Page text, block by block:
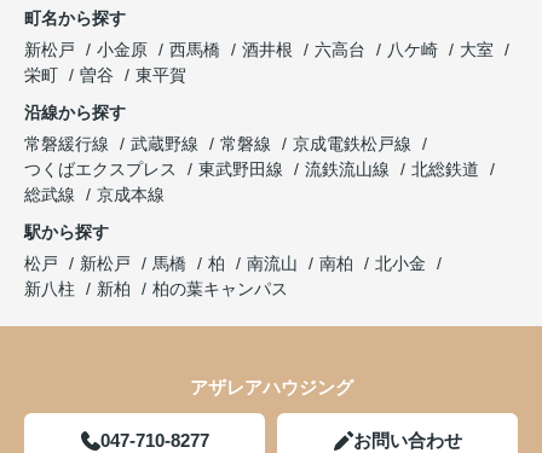
町名から探す
新松戸
小金原 西馬橋 酒井根 六高台 八ケ崎
大室
栄町
曽谷
東平賀
沿線から探す
常磐緩行線
武蔵野線 常磐線
京成電鉄松戸線
つくばエクスプレス
東武野田線 流鉄流山線
北総鉄道
総武線
京成本線
駅から探す
松戸
新松戸 馬橋 柏 南流山 南柏
北小金
新八柱
新柏 柏の葉キャンパス
アザレアハウジング
047-710-8277 お問い合わせ